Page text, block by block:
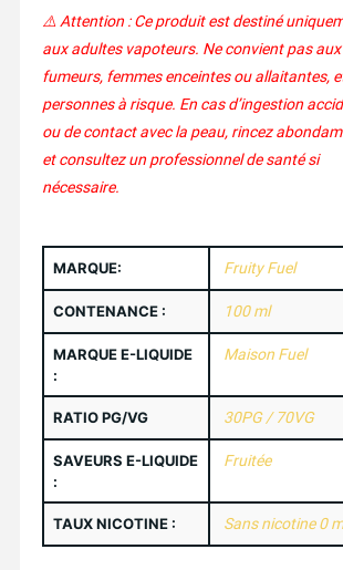
⚠️ Attention : Ce produit est destiné
aux adultes vapoteurs. Ne convient pas
fumeurs, femmes enceintes ou allaitantes,
personnes à risque. En cas d’ingestion
ou de contact avec la peau, rincez
et consultez un professionnel de santé si
nécessaire.
MARQUE: Fruity Fuel
CONTENANCE : 100 ml
MARQUE E-LIQUIDE
:
Maison Fuel
RATIO PG/VG 30PG / 70VG
SAVEURS E-LIQUIDE
:
Fruitée
TAUX NICOTINE : Sans nicotine 0